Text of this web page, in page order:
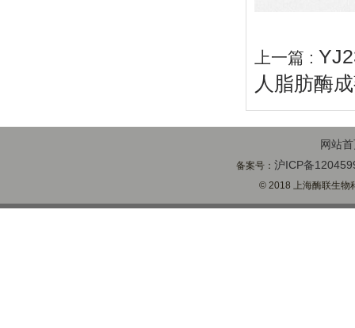
上一篇 :
人脂肪酶
网站
备案号：沪ICP备
© 2018 上海酶联生物